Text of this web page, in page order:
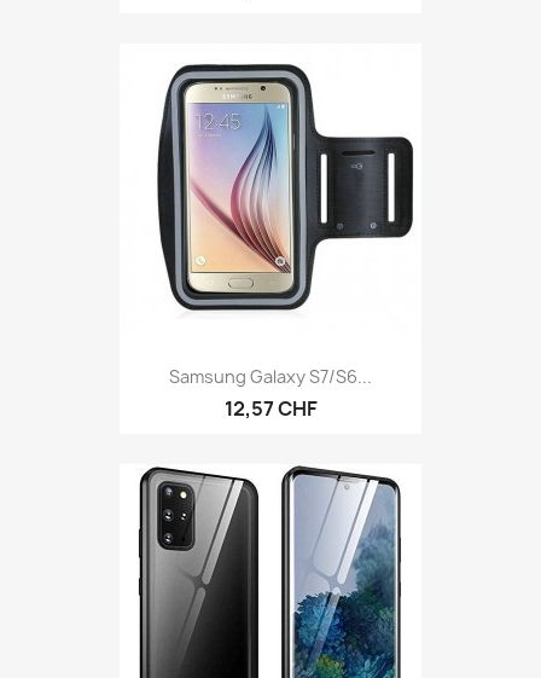
Samsung Galaxy S7/S6...
12,57 CHF